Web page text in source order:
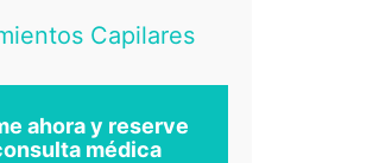
Capilares
ahora y reserve
médica